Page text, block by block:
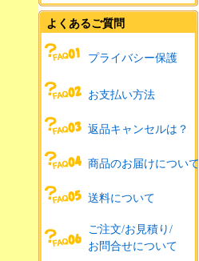
よくあるご質問
プライバシー保護
お支払い方法
返品キャンセルは？
商品のお届けについて
送料について
ご注文/お見積り/
お問合せについて